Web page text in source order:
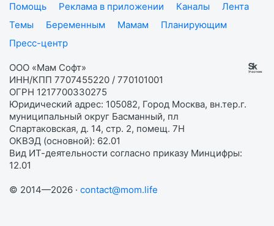
Помощь
Реклама в приложении Каналы
Лента
Темы
Беременным Мамам
Планирующим
Пресс-центр
ООО «Мам Софт»
ИНН/КПП 7707455220 / 770101001
ОГРН 1217700330275
Юридический адрес: 105082, Город Москва, вн.тер.г.
муниципальный округ Басманный, пл
Спартаковская, д. 14, стр. 2, помещ. 7Н
ОКВЭД (основной): 62.01
Вид ИТ-деятельности согласно приказу Минцифры:
12.01
© 2014—2026 · contact@mom.life